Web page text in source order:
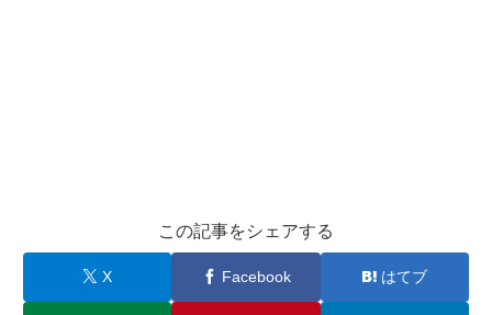
この記事をシェアする
X Facebook はてブ